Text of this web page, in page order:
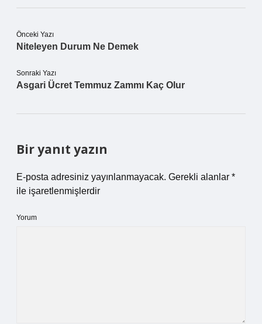
Önceki Yazı
Niteleyen Durum Ne Demek
Sonraki Yazı
Asgari Ücret Temmuz Zammı Kaç Olur
Bir yanıt yazın
E-posta adresiniz yayınlanmayacak. Gerekli alanlar *
ile işaretlenmişlerdir
Yorum